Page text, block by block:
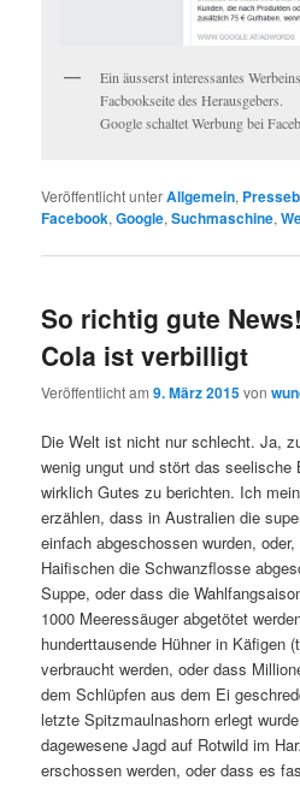
Ein äusserst interessantes
Facbookseite des Herausgebers.
Google schaltet Werbung bei
Veröffentlicht unterAllgemein,
Facebook,Google,Suchmaschine,
So richtig gute
Cola ist verbilligt
Veröffentlicht am9. März 2015von
Die Welt ist nicht nur schlecht. Ja,
wenig ungut und stört das seelische
wirklich Gutes zu berichten. Ich
erzählen, dass in Australien die
einfach abgeschossen wurden,
Haifischen die Schwanzflosse
Suppe, oder dass die
1000 Meeressäuger abgetötet
hunderttausende Hühner in Käfigen
verbraucht werden, oder dass
dem Schlüpfen aus dem Ei
letzte Spitzmaulnashorn erlegt
dagewesene Jagd auf Rotwild im
erschossen werden, oder dass es